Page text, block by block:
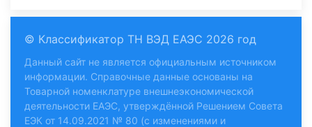
© Классификатор ТН ВЭД ЕАЭС 2026 год
Данный сайт не является официальным источником
информации. Справочные данные основаны на
Товарной номенклатуре внешнеэкономической
деятельности ЕАЭС, утверждённой Решением Совета
ЕЭК от 14.09.2021 № 80 (с изменениями и